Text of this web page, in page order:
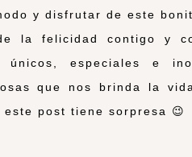
y disfrutar de este
la felicidad contigo y
únicos, especiales e
que nos brinda la
post tiene sorpresa 😉